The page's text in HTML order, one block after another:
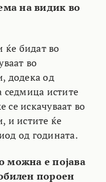
на видик во
ќе бидат во
во
додека од
седмица истите
се искачуваат во
и истите ќе
од годината.
можна е појава
пороен